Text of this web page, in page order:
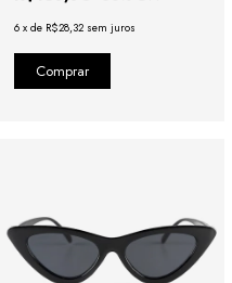
6 x de R$28,32 sem juros